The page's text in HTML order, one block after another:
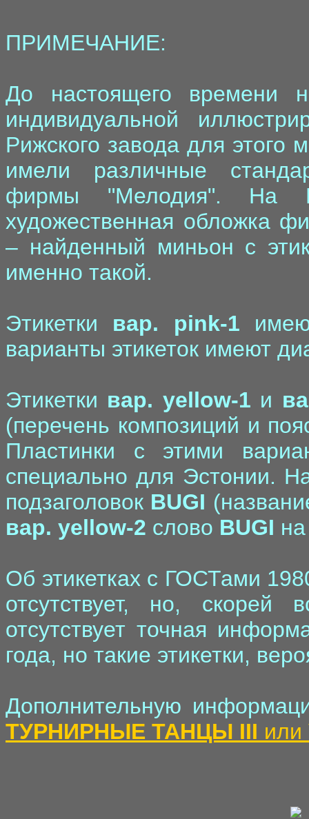
ПРИМЕЧАНИЕ:
До настоящего времени
индивидуальной
Рижского завода для этого
имели различные
фирмы "Мелодия". На
художественная обложка
– найденный миньон с
именно такой.
Этикетки вар. pink-1
варианты этикеток имеют
Этикетки вар. yellow-1 и
(перечень композиций и
Пластинки с этими
специально для Эстонии.
подзаголовок BUGI
вар. yellow-2 слово BUGI
Об этикетках с ГОСТами
отсутствует, но, скорей
отсутствует точная
года, но такие этикетки,
Дополнительную
ТУРНИРНЫЕ ТАНЦЫ III или